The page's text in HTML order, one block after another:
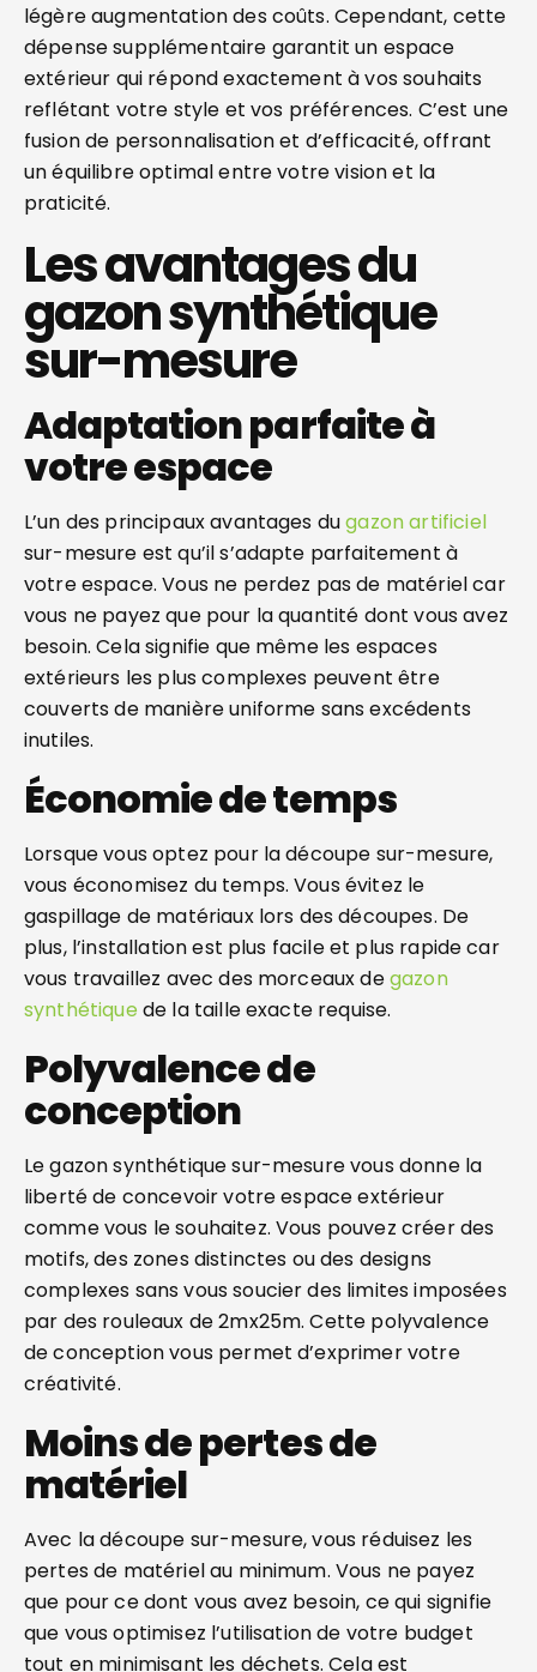
légère augmentation des coûts. Cependant, cette
dépense supplémentaire garantit un espace
extérieur qui répond exactement à vos souhaits
reflétant votre style et vos préférences. C’est une
fusion de personnalisation et d’efficacité, offrant
un équilibre optimal entre votre vision et la
praticité.
Les avantages du
gazon synthétique
sur-mesure
Adaptation parfaite à
votre espace
L’un des principaux avantages dugazon artificiel
sur-mesure est qu’il s’adapte parfaitement à
votre espace. Vous ne perdez pas de matériel car
vous ne payez que pour la quantité dont vous avez
besoin. Cela signifie que même les espaces
extérieurs les plus complexes peuvent être
couverts de manière uniforme sans excédents
inutiles.
Économie de temps
Lorsque vous optez pour la découpe sur-mesure,
vous économisez du temps. Vous évitez le
gaspillage de matériaux lors des découpes. De
plus, l’installation est plus facile et plus rapide car
vous travaillez avec des morceaux degazon
synthétique de la taille exacte requise.
Polyvalence de
conception
Le gazon synthétique sur-mesure vous donne la
liberté de concevoir votre espace extérieur
comme vous le souhaitez. Vous pouvez créer des
motifs, des zones distinctes ou des designs
complexes sans vous soucier des limites imposées
par des rouleaux de 2mx25m. Cette polyvalence
de conception vous permet d’exprimer votre
créativité.
Moins de pertes de
matériel
Avec la découpe sur-mesure, vous réduisez les
pertes de matériel au minimum. Vous ne payez
que pour ce dont vous avez besoin, ce qui signifie
que vous optimisez l’utilisation de votre budget
tout en minimisant les déchets. Cela est